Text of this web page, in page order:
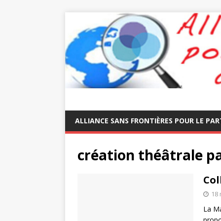
ALLIANCE SANS FRONTIÈRES POUR LE
création théâtrale
18
La